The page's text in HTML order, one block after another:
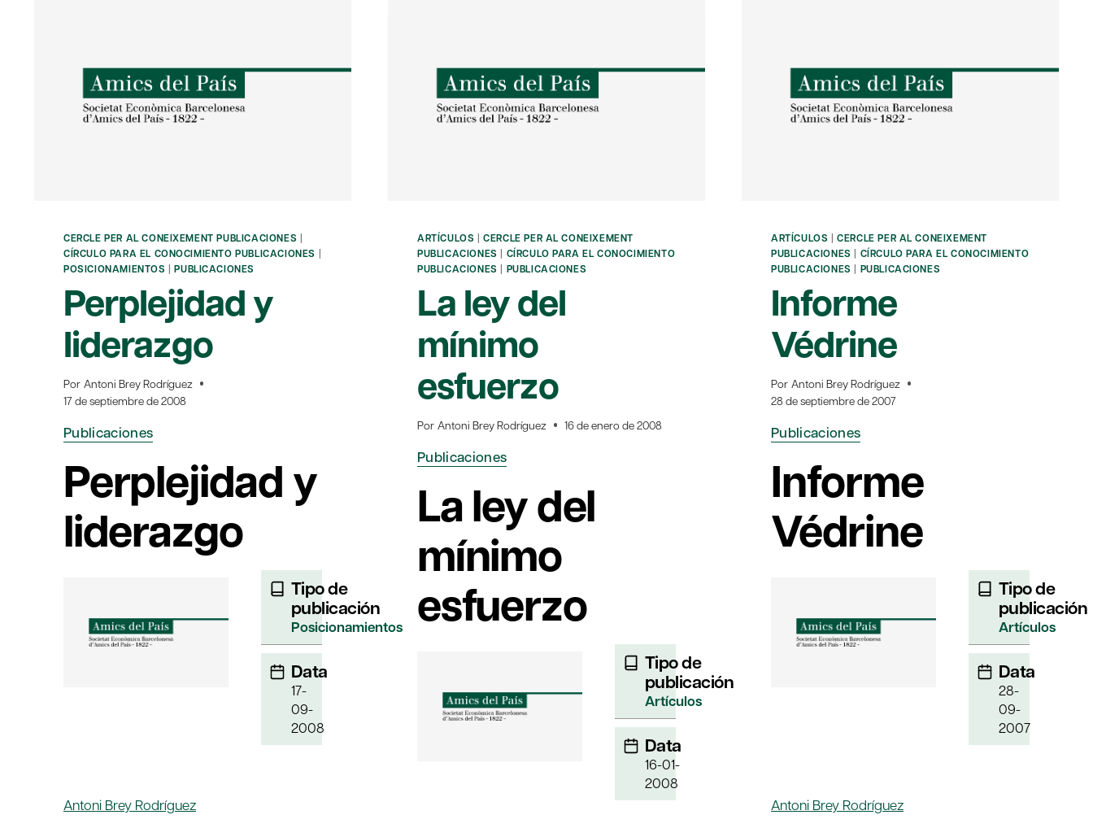
CERCLE PER AL CONEIXEMENT PUBLICACIONES |
CÍRCULO PARA EL CONOCIMIENTO PUBLICACIONES |
POSICIONAMIENTOS |PUBLICACIONES
Perplejidad y
liderazgo
Por Antoni Brey Rodríguez
17 de septiembre de 2008
Publicaciones
Perplejidad y
liderazgo
Tipo de
publicación
Posicionamientos
Data
17-
09-
2008
Antoni Brey Rodríguez
ARTÍCULOS |CERCLE PER AL CONEIXEMENT
PUBLICACIONES | CÍRCULO PARA EL CONOCIMIENTO
PUBLICACIONES | PUBLICACIONES
La ley del
mínimo
esfuerzo
Por Antoni Brey Rodríguez 16 de enero de 2008
Publicaciones
La ley del
mínimo
esfuerzo
Tipo de
publicación
Artículos
Data
16-01-
2008
ARTÍCULOS |CERCLE PER AL CONEIXEMENT
PUBLICACIONES | CÍRCULO PARA EL CONOCIMIENTO
PUBLICACIONES | PUBLICACIONES
Informe
Védrine
Por Antoni Brey Rodríguez
28 de septiembre de 2007
Publicaciones
Informe
Védrine
Tipo de
publicación
Artículos
Data
28-
09-
2007
Antoni Brey Rodríguez